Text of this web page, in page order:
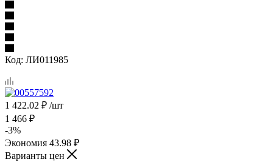
Код: ЛИ011985
1 422.02 ₽ /шт
1 466 ₽
-3%
Экономия 43.98 ₽
Варианты цен